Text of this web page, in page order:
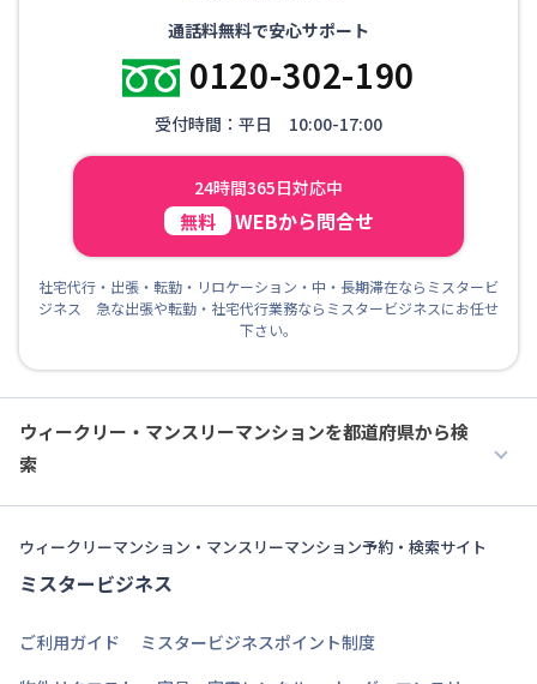
通話料無料で安心サポート
0120-302-190
受付時間：平日 10:00-17:00
24時間365日対応中
無料 WEBから問合せ
社宅代行・出張・転勤・リロケーション・中・長期滞在ならミスタービ
ジネス 急な出張や転勤・社宅代行業務ならミスタービジネスにお任せ
下さい。
ウィークリー・マンスリーマンションを都道府県から検
索
ウィークリーマンション・マンスリーマンション予約・検索サイト
ミスタービジネス
ご利用ガイド
ミスタービジネスポイント制度